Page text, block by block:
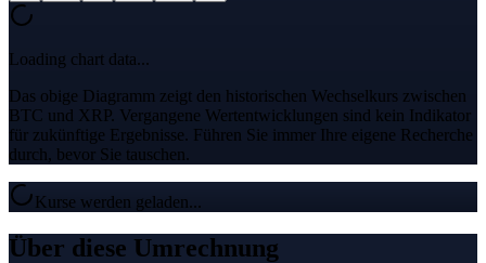
Loading chart data...
Das obige Diagramm zeigt den historischen Wechselkurs zwischen
BTC und XRP. Vergangene Wertentwicklungen sind kein Indikator
für zukünftige Ergebnisse. Führen Sie immer Ihre eigene Recherche
durch, bevor Sie tauschen.
Kurse werden geladen...
Über diese Umrechnung